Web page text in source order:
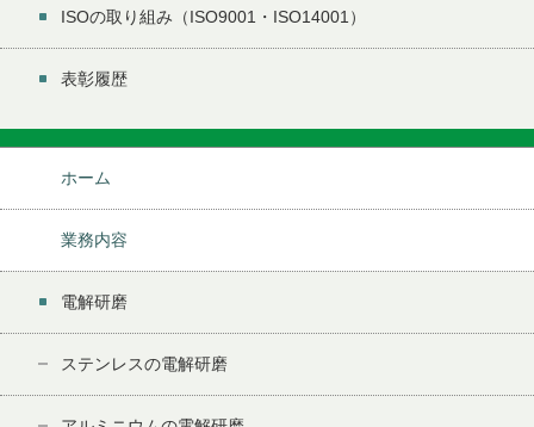
ISOの取り組み（ISO9001・ISO14001）
表彰履歴
ホーム
業務内容
電解研磨
ステンレスの電解研磨